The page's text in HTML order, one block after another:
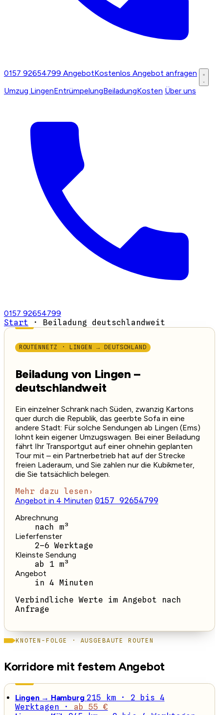
0157 92654799 AngebotKostenlos Angebot anfragen
Umzug LingenEntrümpelungBeiladungKosten Über uns
0157 92654799
Start · Beiladung deutschlandweit
ROUTENNETZ · LINGEN → DEUTSCHLAND
Beiladung von Lingen –
deutschlandweit
Ein einzelner Schrank nach Süden, zwanzig Kartons
quer durch die Republik, das geerbte Sofa in eine
andere Stadt: Für solche Sendungen ab Lingen (Ems)
lohnt kein eigener Umzugswagen. Bei einer Beiladung
fährt Ihr Transportgut auf einer ohnehin geplanten
Tour mit – ein Partnerbetrieb hat auf der Strecke
freien Laderaum, und Sie zahlen nur die Kubikmeter,
die Sie tatsächlich belegen.
Mehr dazu lesen ›
Angebot in 4 Minuten 0157 92654799
Abrechnung
nach m³
Lieferfenster
2–6 Werktage
Kleinste Sendung
ab 1 m³
Angebot
in 4 Minuten
Verbindliche Werte im Angebot nach
Anfrage
KNOTEN-FOLGE · AUSGEBAUTE ROUTEN
Korridore mit festem Angebot
Lingen → Hamburg 215 km · 2 bis 4
Werktagen · ab 55 €